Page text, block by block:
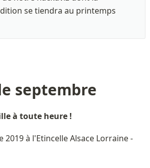
se tiendra au printemps
septembre
à toute heure !
2019 à l'Etincelle Alsace Lorraine -